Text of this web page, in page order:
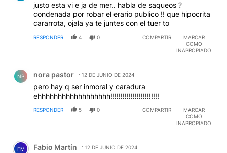
justo esta vi e ja de mer.. habla de saqueos ?
condenada por robar el erario publico !! que hipocrita
cararrota, ojala ya te juntes con el tuer to
RESPONDER 4 0 COMPARTIR
MARCAR
COMO
INAPROPIADO
NP nora pastor 12 DE JUNIO DE 2024
pero hay q ser inmoral y caradura
ehhhhhhhhhhhhhhhhhh!!!!!!!!!!!!!!!!!!!!!!!!
RESPONDER 5 0 COMPARTIR
MARCAR
COMO
INAPROPIADO
Comentario de Fabio Martín.
FM Fabio Martín 12 DE JUNIO DE 2024